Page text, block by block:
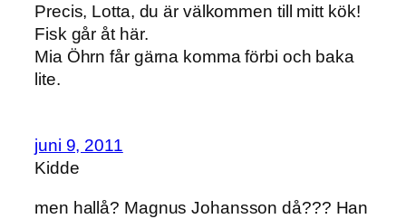
Precis, Lotta, du är välkommen till mitt kök!
Fisk går åt här.
Mia Öhrn får gärna komma förbi och baka
lite.
juni 9, 2011
Kidde
men hallå? Magnus Johansson då??? Han